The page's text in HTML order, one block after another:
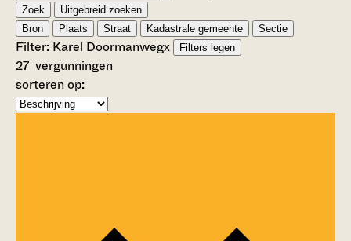
Zoek
Uitgebreid zoeken
Bron
Plaats Straat Kadastrale gemeente Sectie
Filter: Karel Doormanwegx Filters legen
27 vergunningen
sorteren op: